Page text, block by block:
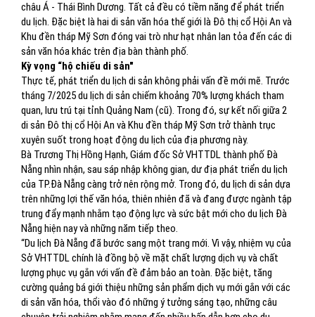
châu Á - Thái Bình Dương. Tất cả đều có tiềm năng để phát triển
du lịch. Đặc biệt là hai di sản văn hóa thế giới là Đô thị cổ Hội An và
Khu đền tháp Mỹ Sơn đóng vai trò như hạt nhân lan tỏa đến các di
sản văn hóa khác trên địa bàn thành phố.
Kỳ vọng “hộ chiếu di sản"
Thực tế, phát triển du lịch di sản không phải vấn đề mới mẽ. Trước
tháng 7/2025 du lịch di sản chiếm khoảng 70% lượng khách tham
quan, lưu trú tại tỉnh Quảng Nam (cũ). Trong đó, sự kết nối giữa 2
di sản Đô thị cổ Hội An và Khu đền tháp Mỹ Sơn trở thành trục
xuyên suốt trong hoạt động du lịch của địa phương này.
Bà Trương Thị Hồng Hạnh, Giám đốc Sở VHTTDL thành phố Đà
Nẵng nhìn nhận, sau sáp nhập không gian, dư địa phát triển du lịch
của TP.Đà Nẵng càng trở nên rộng mở. Trong đó, du lịch di sản dựa
trên những lợi thế văn hóa, thiên nhiên đã và đang được ngành tập
trung đẩy mạnh nhằm tạo động lực và sức bật mới cho du lịch Đà
Nẵng hiện nay và những năm tiếp theo.
“Du lịch Đà Nẵng đã bước sang một trang mới. Vì vậy, nhiệm vụ của
Sở VHTTDL chính là đồng bộ về mặt chất lượng dịch vụ và chất
lượng phục vụ gắn với vấn đề đảm bảo an toàn. Đặc biệt, tăng
cường quảng bá giới thiệu những sản phẩm dịch vụ mới gắn với các
di sản văn hóa, thổi vào đó những ý tưởng sáng tạo, những câu